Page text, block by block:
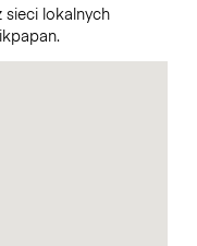
lokalnych